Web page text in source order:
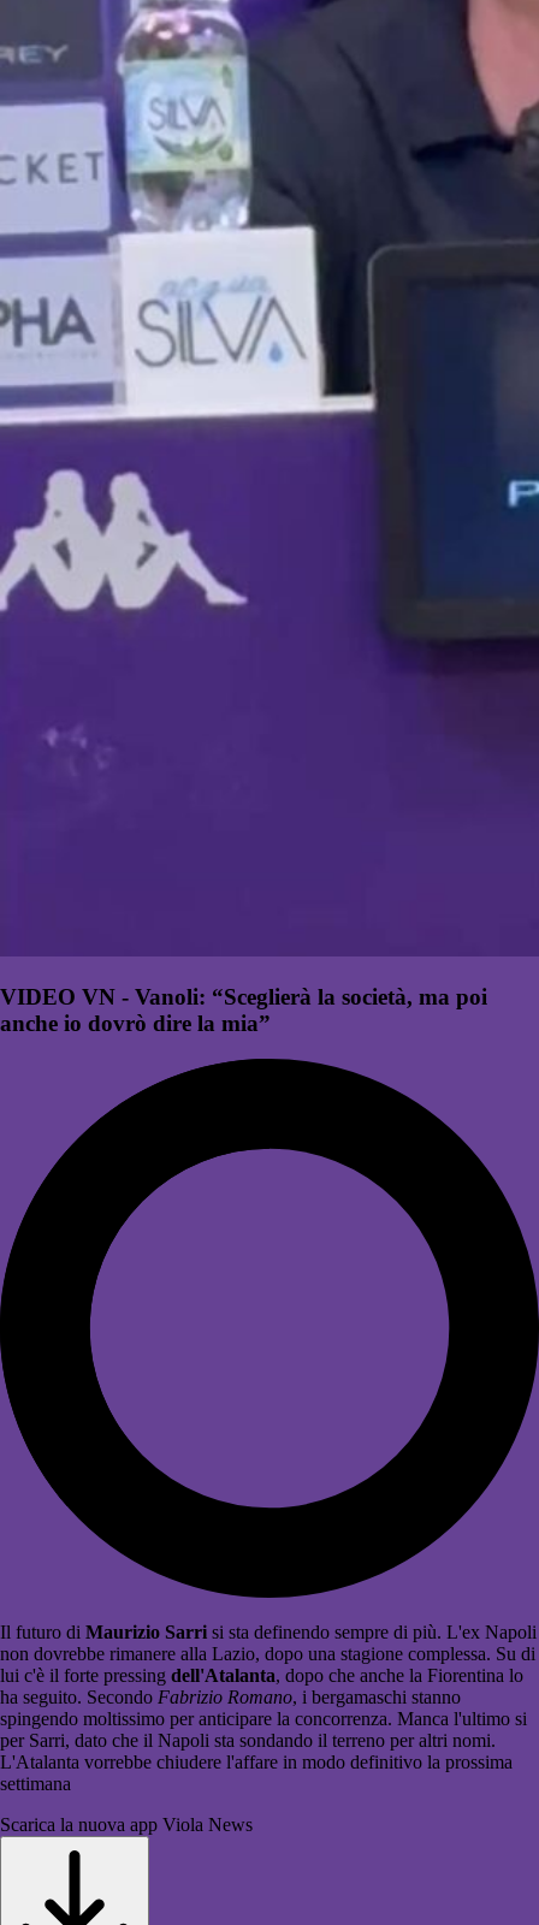
VIDEO VN - Vanoli: “Sceglierà la società, ma poi
anche io dovrò dire la mia”
Il futuro di Maurizio Sarri si sta definendo sempre di più. L'ex Napoli
non dovrebbe rimanere alla Lazio, dopo una stagione complessa. Su di
lui c'è il forte pressing dell'Atalanta, dopo che anche la Fiorentina lo
ha seguito. Secondo Fabrizio Romano, i bergamaschi stanno
spingendo moltissimo per anticipare la concorrenza. Manca l'ultimo si
per Sarri, dato che il Napoli sta sondando il terreno per altri nomi.
L'Atalanta vorrebbe chiudere l'affare in modo definitivo la prossima
settimana
Scarica la nuova app Viola News